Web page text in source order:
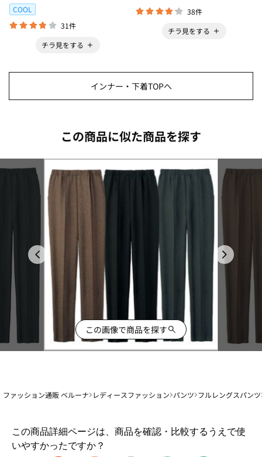
COOL
31件
チラ見をする
38件
チラ見をする
インナー・下着TOPへ
この商品に似た商品を探す
この画像で商品を探す
ファッション通販 ベルーナ レディースファッション パンツ フルレングスパンツ
この商品詳細ページは、商品を確認・比較するうえで使
いやすかったですか？
1
か